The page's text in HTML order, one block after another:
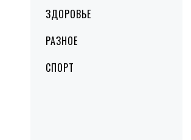
ЗДОРОВЬЕ
РАЗНОЕ
СПОРТ